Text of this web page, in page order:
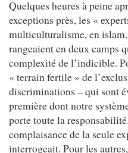
Quelques heures à peine
exceptions près, les «
multiculturalisme, en islam,
rangeaient en deux camps
complexité de l’indicible.
« terrain fertile » de
discriminations – qui sont
première dont notre
porte toute la
complaisance de la seule
interrogeait. Pour les